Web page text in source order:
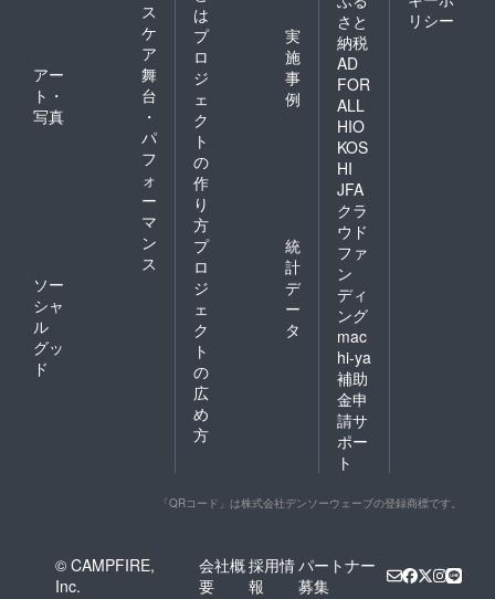
ス
ケ
ア
アー
ト・
写真
舞
台
・
パ
フ
ォ
ー
マ
ン
ス
ソー
シャ
ル
グッ
ド
は
プ
ロ
ジ
ェ
ク
ト
の
作
り
方
実
施
事
例
プ
ロ
ジ
ェ
ク
ト
の
広
め
方
統
計
デ
ー
タ
さと
納税
AD
FOR
ALL
HIO
KOS
HI
JFA
クラ
ウド
ファ
ン
ディ
ング
mac
hi-ya
補助
金申
請サ
ポー
ト
リシー
「QRコード」は株式会社デンソーウェーブの登録商標です。
© CAMPFIRE,
Inc.
会社概
要
採用情
報
パートナー
募集